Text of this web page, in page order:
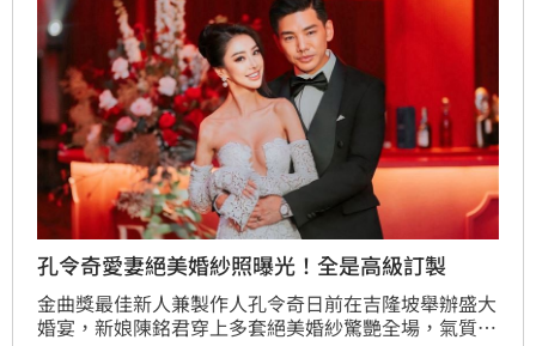
孔令奇愛妻絕美婚紗照曝光！全是高級訂製
金曲獎最佳新人兼製作人孔令奇日前在吉隆坡舉辦盛大
婚宴，新娘陳銘君穿上多套絕美婚紗驚艷全場，氣質與